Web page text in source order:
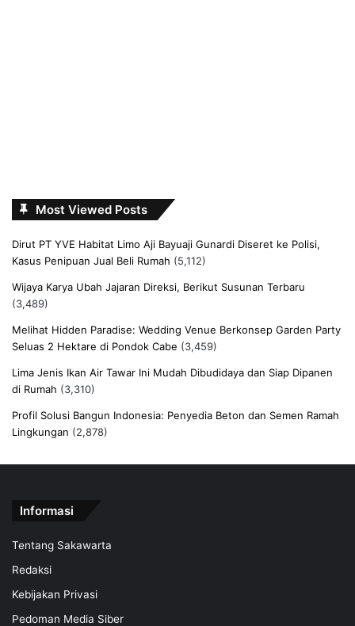
Most Viewed Posts
Dirut PT YVE Habitat Limo Aji Bayuaji Gunardi Diseret ke Polisi,
Kasus Penipuan Jual Beli Rumah (5,112)
Wijaya Karya Ubah Jajaran Direksi, Berikut Susunan Terbaru
(3,489)
Melihat Hidden Paradise: Wedding Venue Berkonsep Garden Party
Seluas 2 Hektare di Pondok Cabe (3,459)
Lima Jenis Ikan Air Tawar Ini Mudah Dibudidaya dan Siap Dipanen
di Rumah (3,310)
Profil Solusi Bangun Indonesia: Penyedia Beton dan Semen Ramah
Lingkungan (2,878)
Informasi
Tentang Sakawarta
Redaksi
Kebijakan Privasi
Pedoman Media Siber